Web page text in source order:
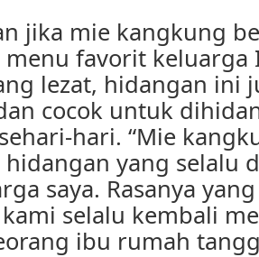
jika mie kangkung
menu favorit keluarga
lezat, hidangan ini
cocok untuk
hari. “Mie
hidangan yang selalu
saya. Rasanya
selalu kembali
ibu rumah